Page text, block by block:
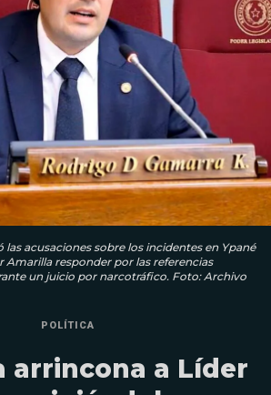
las acusaciones sobre los incidentes en Ypané
Amarilla responder por las referencias
un juicio por narcotráfico. Foto: Archivo
POLÍTICA
arrincona a Líder